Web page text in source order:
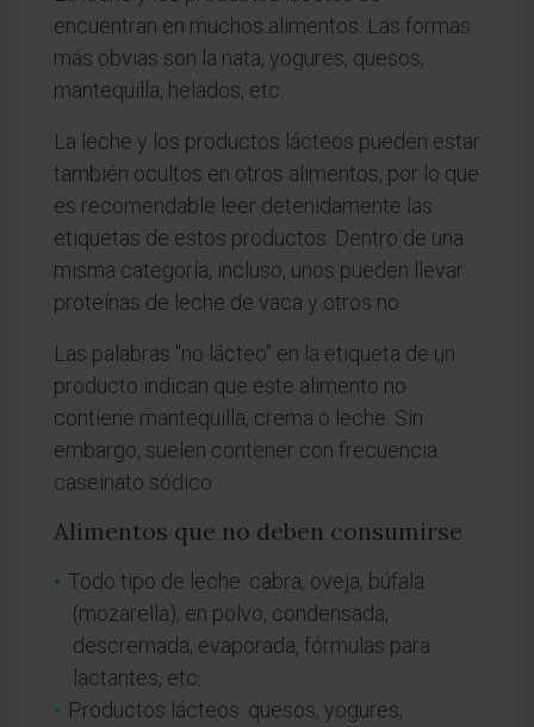
encuentran en muchos alimentos. Las formas
más obvias son la nata, yogures, quesos,
mantequilla, helados, etc.
La leche y los productos lácteos pueden estar
también ocultos en otros alimentos, por lo que
es recomendable leer detenidamente las
etiquetas de estos productos. Dentro de una
misma categoría, incluso, unos pueden llevar
proteínas de leche de vaca y otros no.
Las palabras "no lácteo" en la etiqueta de un
producto indican que este alimento no
contiene mantequilla, crema o leche. Sin
embargo, suelen contener con frecuencia
caseinato sódico.
Alimentos que no deben consumirse
Todo tipo de leche: cabra, oveja, búfala
(mozarella), en polvo, condensada,
descremada, evaporada, fórmulas para
lactantes, etc.
Productos lácteos: quesos, yogures,